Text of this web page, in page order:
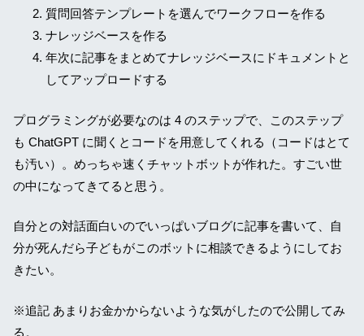
質問回答テンプレートを選んでワークフローを作る
ナレッジベースを作る
年次に記事をまとめてナレッジベースにドキュメントと
してアップロードする
プログラミングが必要なのは 4 のステップで、このステップ
も ChatGPT に聞くとコードを用意してくれる（コードはとて
も汚い）。めっちゃ速くチャットボットが作れた。すごい世
の中になってきてると思う。
自分との対話面白いのでいっぱいブログに記事を書いて、自
分が死んだら子どもがこのボットに相談できるようにしてお
きたい。
※追記 あまりお金かからないような気がしたので公開してみ
る。